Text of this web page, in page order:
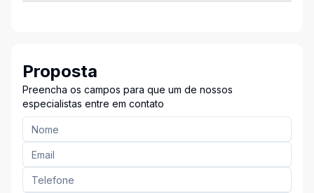
Proposta
Preencha os campos para que um de nossos
especialistas entre em contato